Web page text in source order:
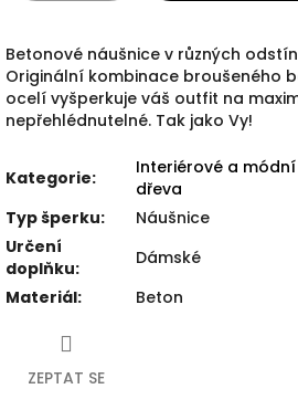
Betonové náušnice v různých
Originální kombinace broušeného
ocelí vyšperkuje váš outfit na
nepřehlédnutelné. Tak jako Vy!
Kategorie:
Interiérové a
dřeva
Typ šperku:
Náušnice
Určení
doplňku:
Dámské
Materiál: Beton
ZEPTAT SE